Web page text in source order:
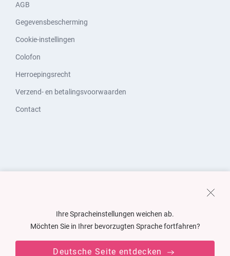
AGB
Gegevensbescherming
Cookie-instellingen
Colofon
Herroepingsrecht
Verzend- en betalingsvoorwaarden
Contact
Ihre Spracheinstellungen weichen ab.
Möchten Sie in Ihrer bevorzugten Sprache fortfahren?
Deutsche Seite entdecken